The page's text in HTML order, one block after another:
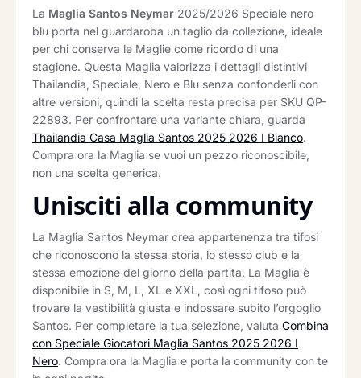
La Maglia Santos Neymar 2025/2026 Speciale nero
blu porta nel guardaroba un taglio da collezione, ideale
per chi conserva le Maglie come ricordo di una
stagione. Questa Maglia valorizza i dettagli distintivi
Thailandia, Speciale, Nero e Blu senza confonderli con
altre versioni, quindi la scelta resta precisa per SKU QP-
22893. Per confrontare una variante chiara, guarda
Thailandia Casa Maglia Santos 2025 2026 I Bianco.
Compra ora la Maglia se vuoi un pezzo riconoscibile,
non una scelta generica.
Unisciti alla community
La Maglia Santos Neymar crea appartenenza tra tifosi
che riconoscono la stessa storia, lo stesso club e la
stessa emozione del giorno della partita. La Maglia è
disponibile in S, M, L, XL e XXL, così ogni tifoso può
trovare la vestibilità giusta e indossare subito l’orgoglio
Santos. Per completare la tua selezione, valuta Combina
con Speciale Giocatori Maglia Santos 2025 2026 I
Nero. Compra ora la Maglia e porta la community con te